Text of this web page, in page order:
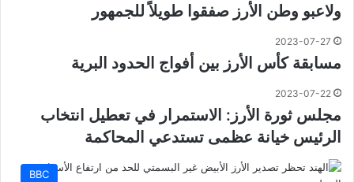
ولاعبو وطن الأرز صفقوا طويلاً للجمهور
2023-07-27
مسابقة كأس الأرز بين أفواج الحدود البرية
2023-07-22
مجلس ثورة الأرز: الاستمرار في تعطيل انتخاب
الرئيس خيانة عظمى تستدعي المحاكمة
BBC